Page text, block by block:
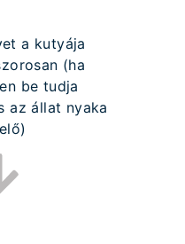
a kutyája
(ha
be tudja
az állat nyaka